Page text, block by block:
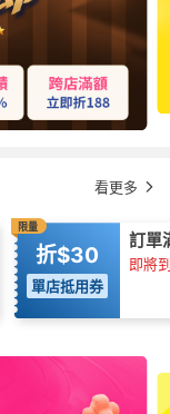
看更多
限量
折$30
單店抵用券
訂單
即將